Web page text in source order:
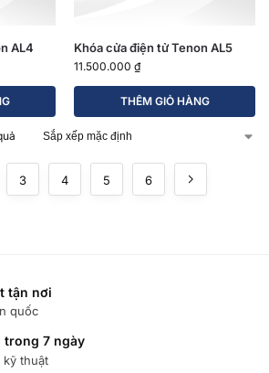
AL4 Khóa cửa điện tử Tenon AL5
11.500.000 ₫
THÊM GIỎ HÀNG
3 4 5 6
tận nơi
quốc
7 ngày
kỹ thuật